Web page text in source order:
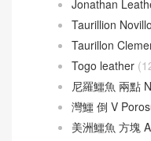
Victoria(8)
愛馬仕 拖鞋 (121)
愛馬仕 皮革 (415)
Barenia 馬鞍皮
Box calfskin(1)
Chevre Mysore